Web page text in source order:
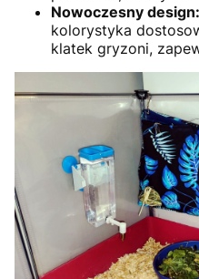
Nowoczesny design:
kolorystyka
klatek gryzoni,